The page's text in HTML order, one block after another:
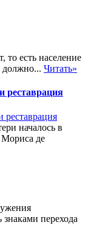
то есть население
должно... Читать»
реставрация
началось в
Мориса де
знаками перехода